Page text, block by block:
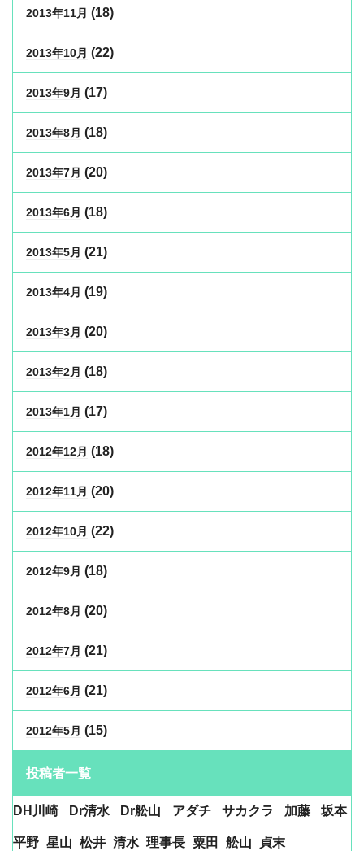
2013年11月 (18)
2013年10月 (22)
2013年9月 (17)
2013年8月 (18)
2013年7月 (20)
2013年6月 (18)
2013年5月 (21)
2013年4月 (19)
2013年3月 (20)
2013年2月 (18)
2013年1月 (17)
2012年12月 (18)
2012年11月 (20)
2012年10月 (22)
2012年9月 (18)
2012年8月 (20)
2012年7月 (21)
2012年6月 (21)
2012年5月 (15)
投稿者一覧
DH川崎 Dr清水 Dr舩山 アダチ サカクラ 加藤 坂本
平野 星山 松井 清水 理事長 粟田 舩山 貞末